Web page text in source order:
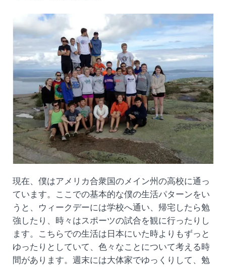
現在、僕はアメリカ合衆国のメイン州の高校に通っ
ています。ここでの基本的な僕の生活パターンをい
うと、ウィークデーには学校へ通い、帰宅したら勉
強したり、時々はスポーツの試合を観に行ったりし
ます。こちらでの生活は日本にいた時よりもずっと
ゆったりとしていて、色々なことについて考える時
間があります。週末には大体家でゆっくりして、勉